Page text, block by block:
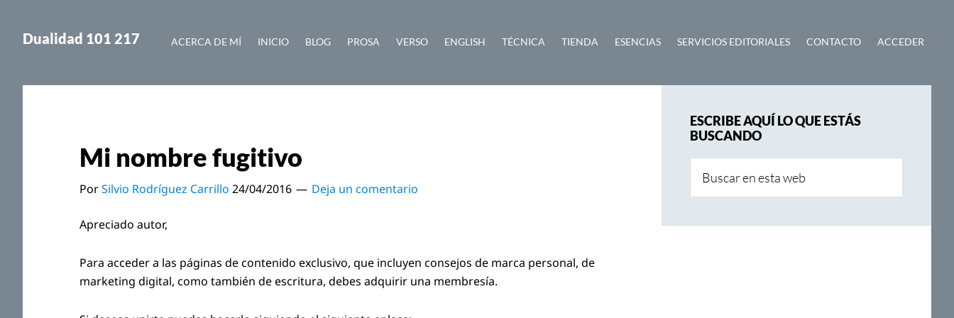
contenido
lateral
Dualidad 101 217 ACERCA DE MÍ INICIO BLOG PROSA VERSO ENGLISH TÉCNICA TIENDA ESENCIAS SERVICIOS EDITORIALES CONTACTO ACCEDER
Mi nombre fugitivo
PorSilvio Rodríguez Carrillo 24/04/2016 Deja un comentario
Apreciado autor,
Para acceder a las páginas de contenido exclusivo, que incluyen consejos de marca personal, de
marketing digital, como también de escritura, debes adquirir una membresía.
lateral
principal
ESCRIBE AQUÍ LO QUE ESTÁS
BUSCANDO